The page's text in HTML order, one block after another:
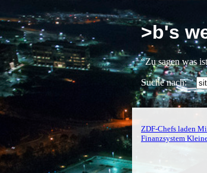
>b's
“Zu sagen was
Suche nach:
ZDF-Chefs laden
Finanzsystem